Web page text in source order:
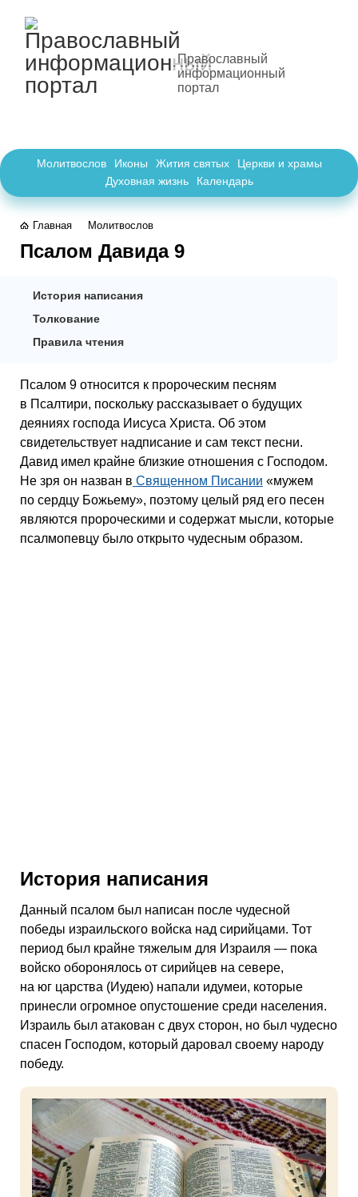
Православный
информационный
портал
Молитвослов Иконы Жития святых
Церкви и храмы
Духовная жизнь
Календарь
Главная Молитвослов
Псалом Давида 9
История написания
Толкование
Правила чтения
Псалом 9 относится к пророческим песням
в Псалтири, поскольку рассказывает о будущих
деяниях господа Иисуса Христа. Об этом
свидетельствует надписание и сам текст песни.
Давид имел крайне близкие отношения с Господом.
Не зря он назван в Священном Писании «мужем
по сердцу Божьему», поэтому целый ряд его песен
являются пророческими и содержат мысли, которые
псалмопевцу было открыто чудесным образом.
История написания
Данный псалом был написан после чудесной
победы израильского войска над сирийцами. Тот
период был крайне тяжелым для Израиля — пока
войско оборонялось от сирийцев на севере,
на юг царства (Иудею) напали идумеи, которые
принесли огромное опустошение среди населения.
Израиль был атакован с двух сторон, но был чудесно
спасен Господом, который даровал своему народу
победу.